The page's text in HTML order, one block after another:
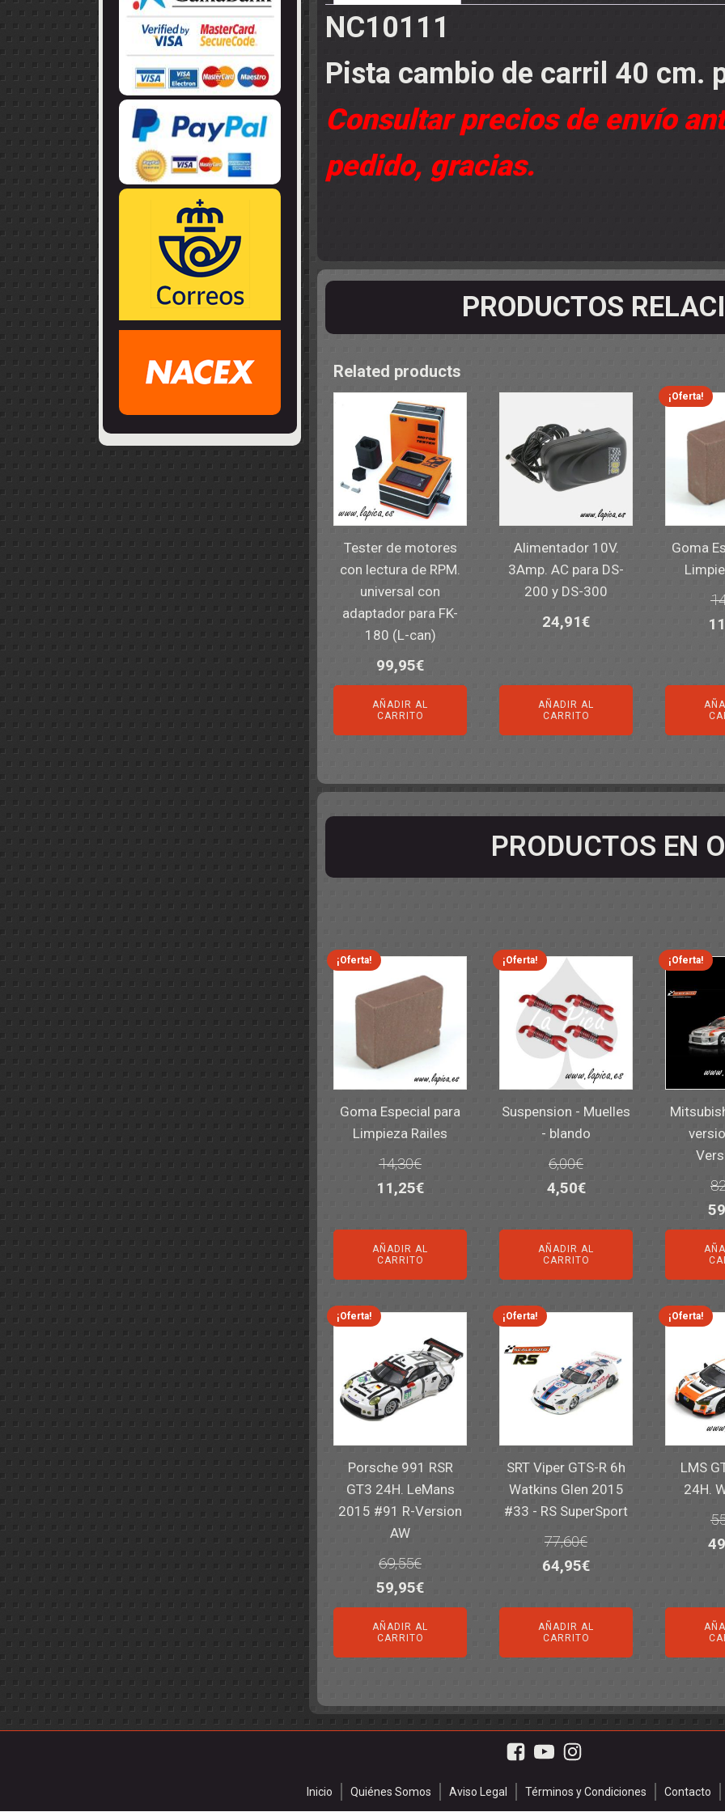
CABLES - TERMINALES
COJINETES - RODAMIENTOS
NC10111
Pista cambio de carril 40 cm.
Consultar precios de envío
pedido, gracias.
PRODUCTOS
Related products
Tester de motores
con lectura de RPM.
universal con
adaptador para FK-
180 (L-can)
99,95€
AÑADIR AL
CARRITO
Alimentador 10V.
3Amp. AC para DS-
200 y DS-300
24,91€
AÑADIR AL
CARRITO
¡Oferta!
Goma
El
PRODUCTOS EN
¡Oferta!
Goma Especial para
Limpieza Railes
14,30€
El
original
era:
14,30€.
11,25€El
actual
11,25€.
AÑADIR AL
CARRITO
¡Oferta!
Suspension - Muelles
- blando
6,00€
El
original
era:
6,00€.
4,50€El
actual
es:
4,50€.
AÑADIR AL
CARRITO
¡Oferta!
El
¡Oferta!
Porsche 991 RSR
GT3 24H. LeMans
2015 #91 R-Version
AW
69,55€
El
precio
original
era:
59,95€El
precio
actual
es:
AÑADIR AL
CARRITO
¡Oferta!
SRT Viper GTS-R 6h
Watkins Glen 2015
#33 - RS SuperSport
77,60€
El
original
era:
77,60€.
64,95€El
actual
64,95€.
AÑADIR AL
CARRITO
¡Oferta!
LMS
24H.
El
era:
Inicio Quiénes Somos Aviso Legal Términos y Condiciones Contacto